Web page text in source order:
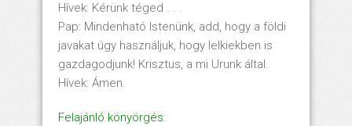
Hívek: Kérünk téged . . .
Pap: Mindenható Istenünk, add, hogy a földi
javakat úgy használjuk, hogy lelkiekben is
gazdagodjunk! Krisztus, a mi Urunk által.
Hívek: Ámen.
Felajánló könyörgés: